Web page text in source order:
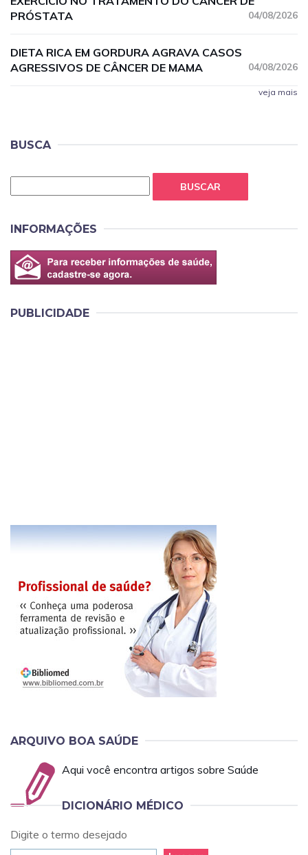
PRÓSTATA
04/08/2026
DIETA RICA EM GORDURA AGRAVA CASOS
AGRESSIVOS DE CÂNCER DE MAMA
04/08/2026
veja mais
BUSCA
BUSCAR
INFORMAÇÕES
PUBLICIDADE
ARQUIVO BOA SAÚDE
Aqui você encontra artigos sobre Saúde
DICIONÁRIO MÉDICO
Digite o termo desejado